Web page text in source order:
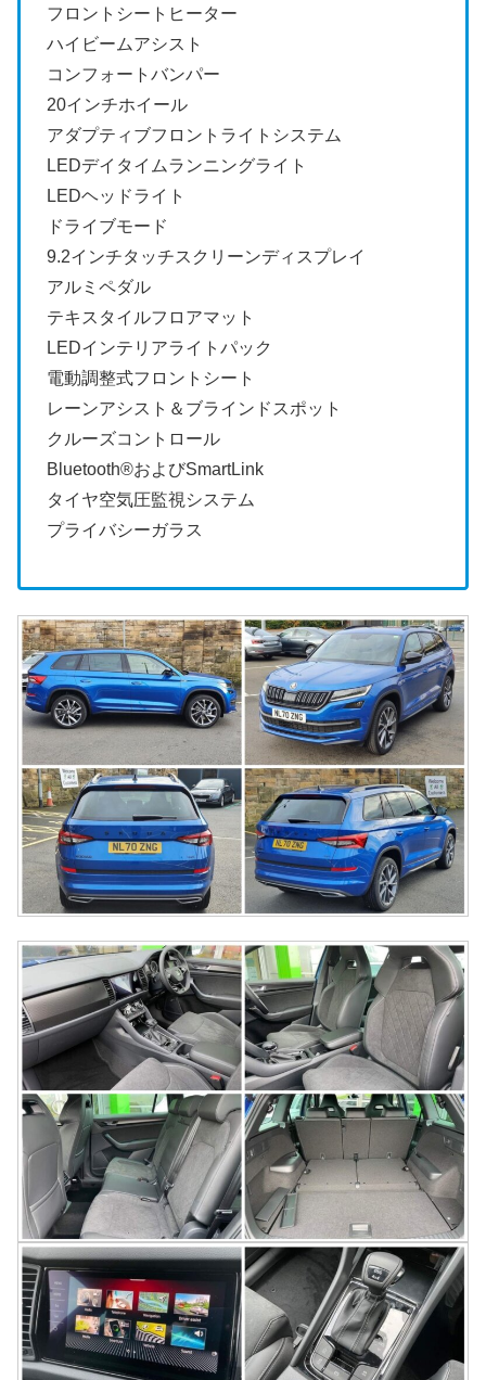
フロントシートヒーター
ハイビームアシスト
コンフォートバンパー
20インチホイール
アダプティブフロントライトシステム
LEDデイタイムランニングライト
LEDヘッドライト
ドライブモード
9.2インチタッチスクリーンディスプレイ
アルミペダル
テキスタイルフロアマット
LEDインテリアライトパック
電動調整式フロントシート
レーンアシスト＆ブラインドスポット
クルーズコントロール
Bluetooth®およびSmartLink
タイヤ空気圧監視システム
プライバシーガラス